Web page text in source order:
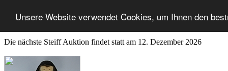
Unsere Website verwendet Cookies, um Ihnen den
Die nächste Steiff Auktion findet statt am 12. Dezember 2026